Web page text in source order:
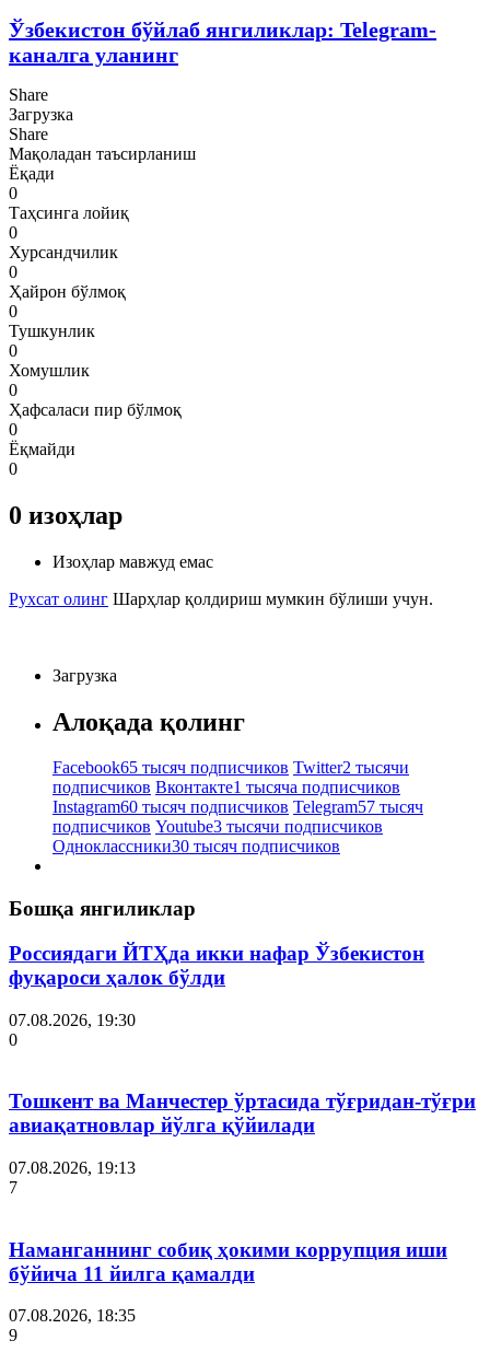
Ўзбекистон бўйлаб янгиликлар: Telegram-
каналга уланинг
Share
Загрузка
Share
Мақоладан таъсирланиш
Ёқади
0
Таҳсинга лойиқ
0
Хурсандчилик
0
Ҳайрон бўлмоқ
0
Тушкунлик
0
Хомушлик
0
Ҳафсаласи пир бўлмоқ
0
Ёқмайди
0
0 изоҳлар
Изоҳлар мавжуд емас
Рухсат олинг Шарҳлар қолдириш мумкин бўлиши учун.
Загрузка
Алоқада қолинг
Facebook65 тысяч подписчиков Twitter2 тысячи
подписчиков Вконтакте1 тысяча подписчиков
Instagram60 тысяч подписчиков Telegram57 тысяч
подписчиков Youtube3 тысячи подписчиков
Одноклассники30 тысяч подписчиков
Бошқа янгиликлар
Россиядаги ЙТҲда икки нафар Ўзбекистон
фуқароси ҳалок бўлди
07.08.2026, 19:30
0
Тошкент ва Манчестер ўртасида тўғридан-тўғри
авиақатновлар йўлга қўйилади
07.08.2026, 19:13
7
Наманганнинг собиқ ҳокими коррупция иши
бўйича 11 йилга қамалди
07.08.2026, 18:35
9